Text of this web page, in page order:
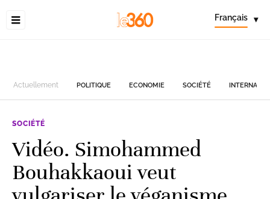
Français ▾
Actuellement POLITIQUE ECONOMIE SOCIÉTÉ
SOCIÉTÉ
Vidéo. Simohammed
Bouhakkaoui veut